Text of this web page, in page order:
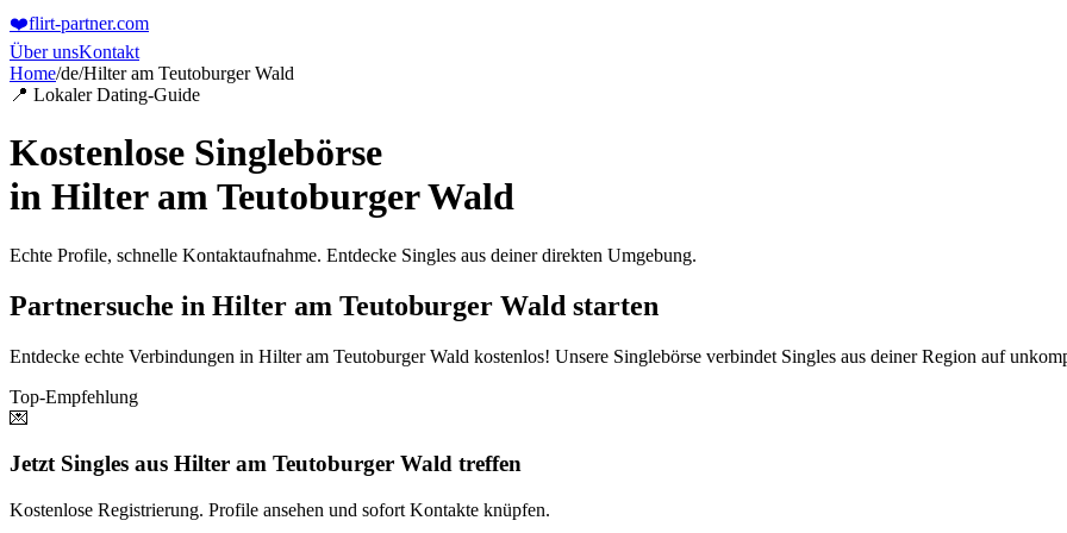
❤️flirt-partner.com
Über unsKontakt
Home/de/Hilter am Teutoburger Wald
📍 Lokaler Dating-Guide
Kostenlose Singlebörse
in Hilter am Teutoburger Wald
Echte Profile, schnelle Kontaktaufnahme. Entdecke Singles aus deiner direkten Umgebung.
Partnersuche in Hilter am Teutoburger Wald starten
Entdecke echte Verbindungen in Hilter am Teutoburger Wald kostenlos! Unsere Singlebörse verbindet Singles aus deiner Region auf
Top-Empfehlung
💌
Jetzt Singles aus Hilter am Teutoburger Wald treffen
Kostenlose Registrierung. Profile ansehen und sofort Kontakte knüpfen.